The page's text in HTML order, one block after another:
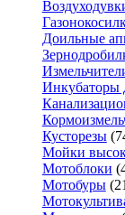
Доильные
Инкубаторы
Кусторезы
Мойки
Мотоблоки
Мотобуры